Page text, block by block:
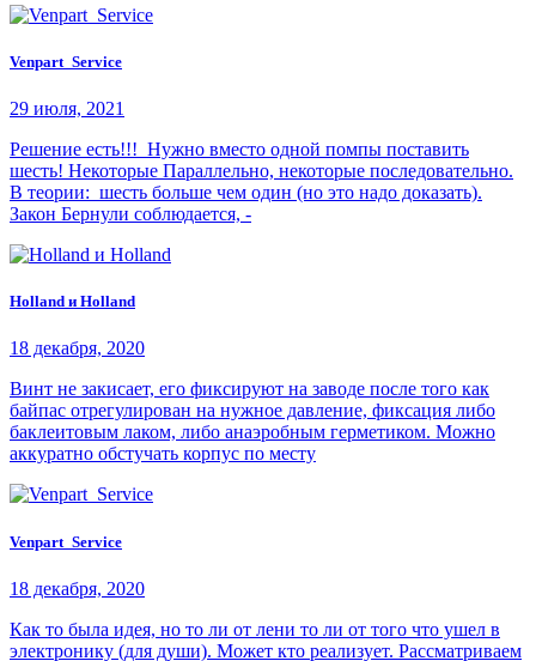
Venpart_Service
29 июля, 2021
Решение есть!!! Нужно вместо одной помпы поставить
шесть! Некоторые Параллельно, некоторые последовательно.
В теории: шесть больше чем один (но это надо доказать).
Закон Бернули соблюдается, -
Holland и Holland
18 декабря, 2020
Винт не закисает, его фиксируют на заводе после того как
байпас отрегулирован на нужное давление, фиксация либо
баклеитовым лаком, либо анаэробным герметиком. Можно
аккуратно обстучать корпус по месту
Venpart_Service
18 декабря, 2020
Как то была идея, но то ли от лени то ли от того что ушел в
электронику (для души). Может кто реализует. Рассматриваем